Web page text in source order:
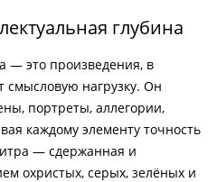
глубина
это произведения, в
смысловую нагрузку. Он
портреты, аллегории,
каждому элементу точность
— сдержанная и
охристых, серых, зелёных и